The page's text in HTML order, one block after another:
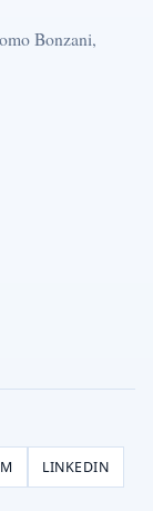
Bonzani,
LINKEDIN